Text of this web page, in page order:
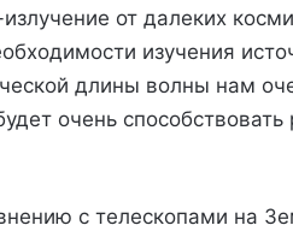
от далеких
изучения
длины волны нам
очень
с телескопами на